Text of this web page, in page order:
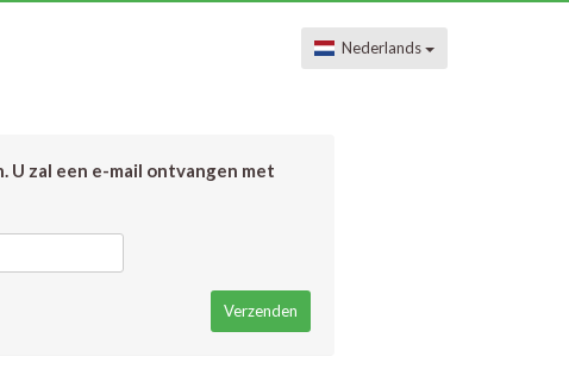
Nederlands
U zal een e-mail ontvangen met